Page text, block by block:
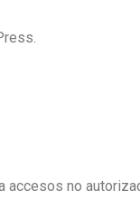
accesos no